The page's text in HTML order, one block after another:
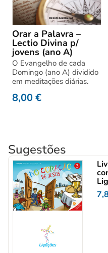
Orar a Palavra –
Lectio Divina p/
jovens (ano A)
O Evangelho de cada
Domingo (ano A) dividido
em meditações diárias.
8,00€
Sugestões